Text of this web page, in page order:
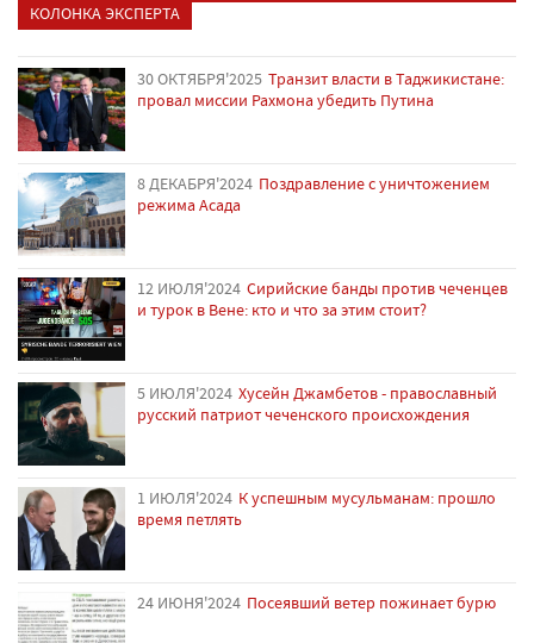
КОЛОНКА ЭКСПЕРТА
30 ОКТЯБРЯ'2025 Транзит власти в Таджикистане:
провал миссии Рахмона убедить Путина
8 ДЕКАБРЯ'2024 Поздравление с уничтожением
режима Асада
12 ИЮЛЯ'2024 Сирийские банды против чеченцев
и турок в Вене: кто и что за этим стоит?
5 ИЮЛЯ'2024 Хусейн Джамбетов - православный
русский патриот чеченского происхождения
1 ИЮЛЯ'2024 К успешным мусульманам: прошло
время петлять
24 ИЮНЯ'2024 Посеявший ветер пожинает бурю